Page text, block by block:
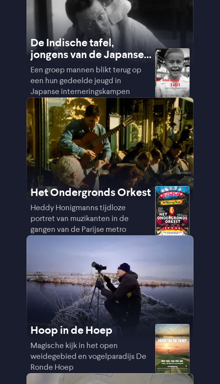
De Indische tafel,
jongens van de Japanse
kampen
Een groep mannen blikt terug op
een hun gedeelde jeugd in
Japanse interneringskampen
Het Ondergronds Orkest
Heddy Honigmanns tijdloze
portret van muzikanten in de
gangen van de Parijse metro
Hoop in de Hoep
Magische kijk in het open
weidegebied en vogelparadijs De
Ronde Hoep